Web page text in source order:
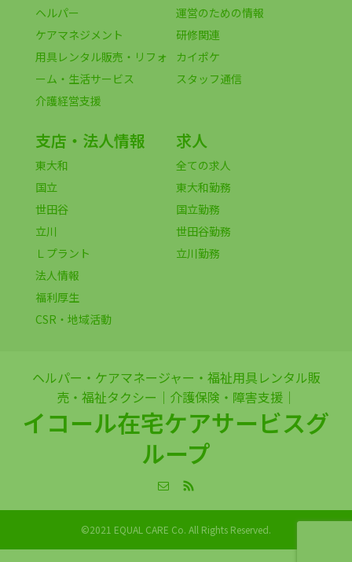
ヘルパー
ケアマネジメント
用具レンタル販売・リフォ
ーム・生活サービス
介護経営支援
運営のための情報
研修関連
カイポケ
スタッフ通信
支店・法人情報
東大和
国立
世田谷
立川
Ｌプラント
法人情報
福利厚生
CSR・地域活動
求人
全ての求人
東大和勤務
国立勤務
世田谷勤務
立川勤務
ヘルパー・ケアマネージャー・福祉用具レンタル販
売・福祉タクシー｜介護保険・障害支援｜
イコール在宅ケアサービスグ
ループ
©2021 EQUAL CARE Co. All Rights Reserved.